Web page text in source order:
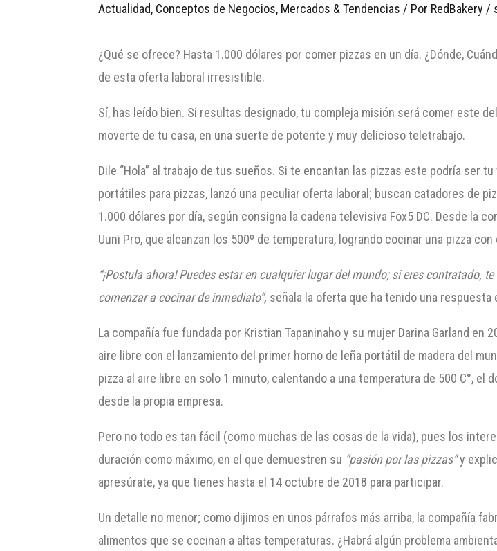
Actualidad, Conceptos de Negocios, Mercados & Tendencias / Por RedBakery /
¿Qué se ofrece? Hasta 1.000 dólares por comer pizzas en un día. ¿Dónde,
de esta oferta laboral irresistible.
Sí, has leído bien. Si resultas designado, tu compleja misión será comer este
moverte de tu casa, en una suerte de potente y muy delicioso teletrabajo.
Dile “Hola” al trabajo de tus sueños. Si te encantan las pizzas este podría ser
portátiles para pizzas, lanzó una peculiar oferta laboral; buscan catadores de
1.000 dólares por día, según consigna la cadena televisiva Fox5 DC. Desde la
Uuni Pro, que alcanzan los 500º de temperatura, logrando cocinar una pizza
“¡Postula ahora! Puedes estar en cualquier lugar del mundo; si eres contratado,
comenzar a cocinar de inmediato”, señala la oferta que ha tenido una
La compañía fue fundada por Kristian Tapaninaho y su mujer Darina Garland
aire libre con el lanzamiento del primer horno de leña portátil de madera del
pizza al aire libre en solo 1 minuto, calentando a una temperatura de 500 C°,
desde la propia empresa.
Pero no todo es tan fácil (como muchas de las cosas de la vida), pues los
duración como máximo, en el que demuestren su “pasión por las pizzas”y
apresúrate, ya que tienes hasta el 14 octubre de 2018 para participar.
Un detalle no menor; como dijimos en unos párrafos más arriba, la compañía
alimentos que se cocinan a altas temperaturas. ¿Habrá algún problema